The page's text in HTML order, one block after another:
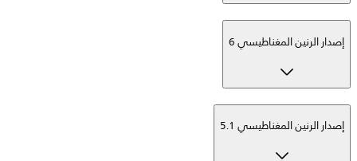
إصدار الرنين المغناطيسي 6
إصدار الرنين المغناطيسي 5.1